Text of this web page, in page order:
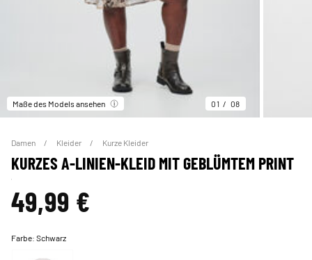
Maße des Models ansehen 01 08
Damen Kleider Kurze Kleider
KURZES A-LINIEN-KLEID MIT GEBLÜMTEM PRINT
49,99 €
Farbe:Schwarz